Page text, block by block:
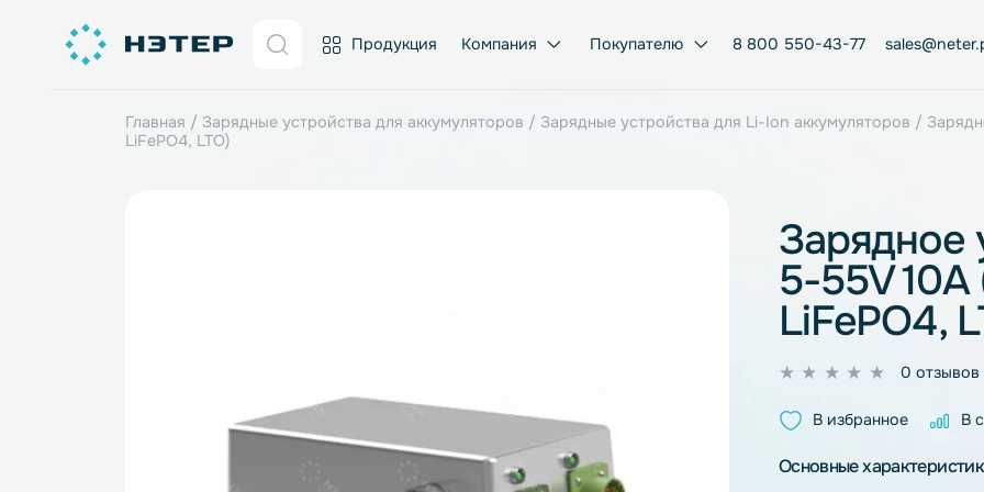
Продукция Компания Покупателю 8 800 550-43-77
Главная/Зарядные устройства для аккумуляторов/Зарядные устройства для Li-Ion
LiFePO4, LTO)
5-
из
В